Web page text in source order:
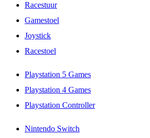
Racestuur
Gamestoel
Joystick
Racestoel
Playstation 5 Games
Playstation 4 Games
Playstation Controller
Nintendo Switch